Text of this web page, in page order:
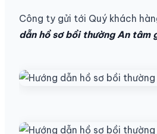
Công ty gửi tới Quý khách
dẫn hồ sơ bồi thường An tâm